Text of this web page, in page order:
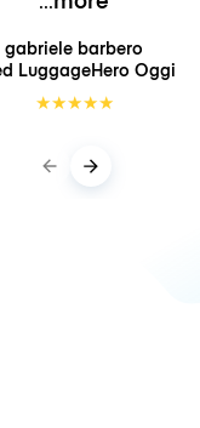
gabriele barbero
LuggageHero Oggi
★★★★★